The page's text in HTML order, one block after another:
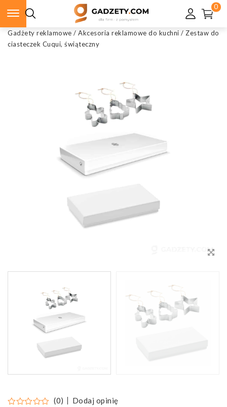
0
Gadżety reklamowe / Akcesoria reklamowe do kuchni / Zestaw do
ciasteczek Cuqui, świąteczny
(0) Dodaj opinię